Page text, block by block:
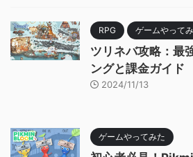
RPG ゲームやって
ツリネバ攻略：最
ングと課金ガイド
2024/11/13
ゲームやってみた